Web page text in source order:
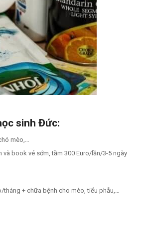
sinh Đức:
mèo,…
book vé sớm, tầm 300 Euro/lần/3-5 ngày
tháng + chữa bệnh cho mèo, tiểu phẫu,…